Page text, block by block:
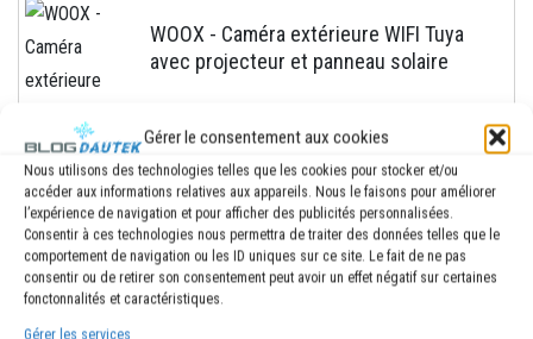
Gérer le consentement aux cookies
Nous utilisons des technologies telles que les cookies pour stocker et/ou
accéder aux informations relatives aux appareils. Nous le faisons pour améliorer
l’expérience de navigation et pour afficher des publicités personnalisées.
Consentir à ces technologies nous permettra de traiter des données telles que le
comportement de navigation ou les ID uniques sur ce site. Le fait de ne pas
consentir ou de retirer son consentement peut avoir un effet négatif sur certaines
fonctonnalités et caractéristiques.
Gérer les services
WOOX - Caméra extérieure WIFI Tuya
avec projecteur et panneau solaire
Acheter sur Domadoo.fr
Domadoo.fr